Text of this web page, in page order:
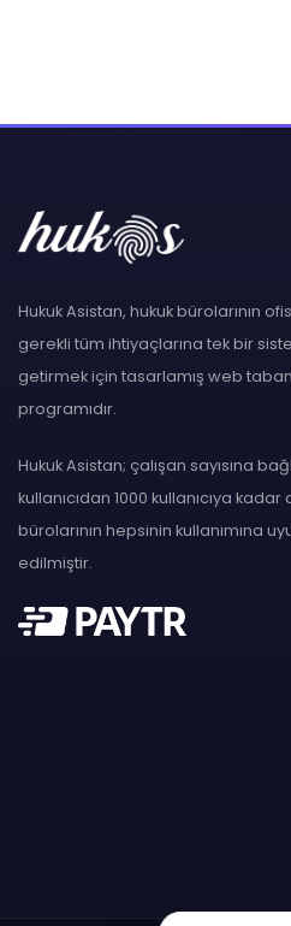
Hukuk Asistan, hukuk bürolarının
gerekli tüm ihtiyaçlarına tek bir
getirmek için tasarlamış web
programıdır.
Hukuk Asistan; çalışan sayısına
kullanıcıdan 1000 kullanıcıya
bürolarının hepsinin kullanımına
edilmiştir.